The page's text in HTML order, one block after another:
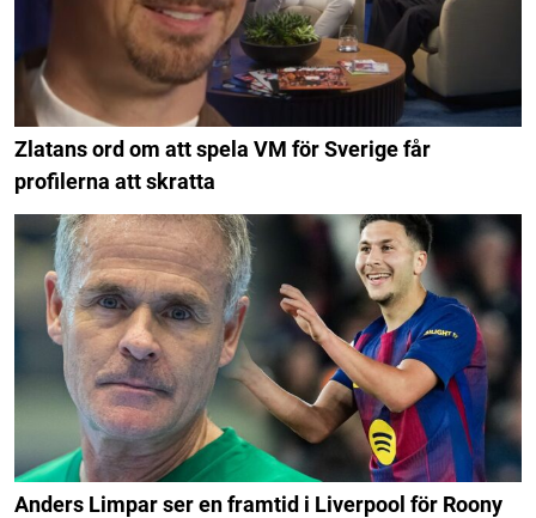
Zlatans ord om att spela VM för Sverige får
profilerna att skratta
Anders Limpar ser en framtid i Liverpool för Roony